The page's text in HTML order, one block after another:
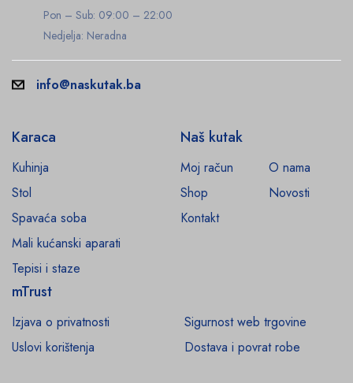
Pon – Sub: 09:00 – 22:00
Nedjelja: Neradna
info@naskutak.ba
Karaca
Kuhinja
Stol
Spavaća soba
Mali kućanski aparati
Tepisi i staze
Naš kutak
Moj račun
O nama
Shop
Novosti
Kontakt
mTrust
Izjava o privatnosti
Sigurnost web trgovine
Uslovi korištenja
Dostava i povrat robe